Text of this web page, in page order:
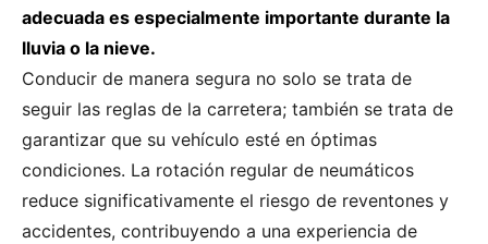
adecuada es especialmente importante durante la
lluvia o la nieve.
Conducir de manera segura no solo se trata de
seguir las reglas de la carretera; también se trata de
garantizar que su vehículo esté en óptimas
condiciones. La rotación regular de neumáticos
reduce significativamente el riesgo de reventones y
accidentes, contribuyendo a una experiencia de